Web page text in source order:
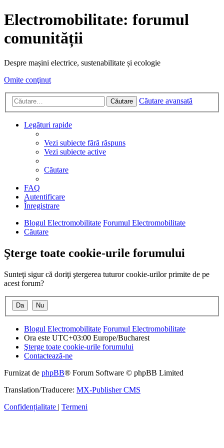
Electromobilitate: forumul
comunității
Despre mașini electrice, sustenabilitate și ecologie
Omite conţinut
Căutare Căutare avansată
Legături rapide
Vezi subiecte fără răspuns
Vezi subiecte active
Căutare
FAQ
Autentificare
Înregistrare
Blogul Electromobilitate Forumul Electromobilitate
Căutare
Şterge toate cookie-urile forumului
Sunteţi sigur că doriţi ştergerea tuturor cookie-urilor primite de pe
acest forum?
Blogul Electromobilitate Forumul Electromobilitate
Ora este UTC+03:00 Europe/Bucharest
Şterge toate cookie-urile forumului
Contactează-ne
Furnizat de phpBB® Forum Software © phpBB Limited
Translation/Traducere: MX-Publisher CMS
Confidențialitate | Termeni